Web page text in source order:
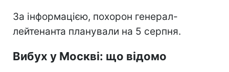
За інформацією, похорон генерал-
лейтенанта планували на 5 серпня.
Вибух у Москві: що відомо